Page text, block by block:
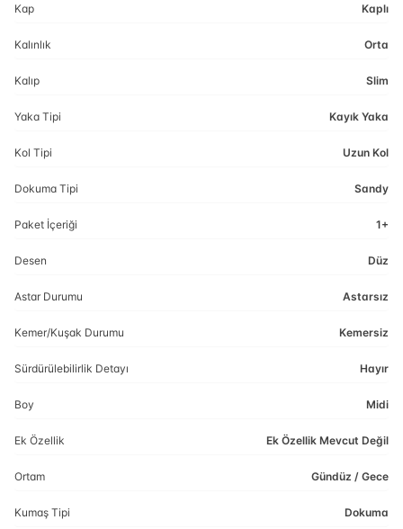
Kap Kaplı
Kalınlık Orta
Kalıp Slim
Yaka Tipi Kayık Yaka
Kol Tipi Uzun Kol
Dokuma Tipi Sandy
Paket İçeriği 1+
Desen Düz
Astar Durumu Astarsız
Kemer/Kuşak Durumu Kemersiz
Sürdürülebilirlik Detayı Hayır
Boy Midi
Ek Özellik Ek Özellik Mevcut Değil
Ortam Gündüz / Gece
Kumaş Tipi Dokuma